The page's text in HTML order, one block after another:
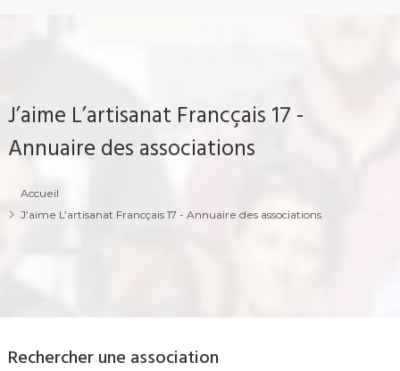
J’aime L’artisanat Francçais 17 -
Annuaire des associations
Accueil
J’aime L’artisanat Francçais 17 - Annuaire des associations
Rechercher une association